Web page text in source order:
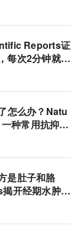
Reports证
每次2分钟就能
怎么办？Natu
种常用抗抑郁
是肚子和胳
开经期水肿的